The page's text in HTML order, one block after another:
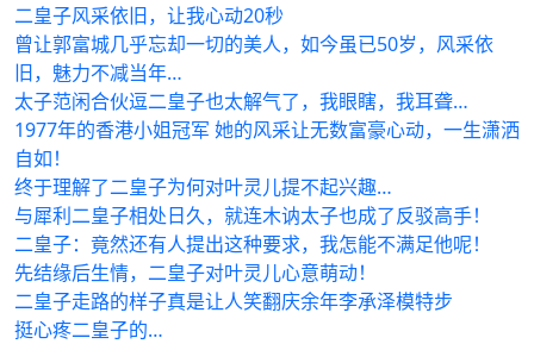
二皇子风采依旧，让我心动20秒
曾让郭富城几乎忘却一切的美人，如今虽已50岁，风采依
旧，魅力不减当年…
太子范闲合伙逗二皇子也太解气了，我眼瞎，我耳聋…
1977年的香港小姐冠军 她的风采让无数富豪心动，一生潇洒
自如！
终于理解了二皇子为何对叶灵儿提不起兴趣…
与犀利二皇子相处日久，就连木讷太子也成了反驳高手！
二皇子：竟然还有人提出这种要求，我怎能不满足他呢！
先结缘后生情，二皇子对叶灵儿心意萌动！
二皇子走路的样子真是让人笑翻庆余年李承泽模特步
挺心疼二皇子的…